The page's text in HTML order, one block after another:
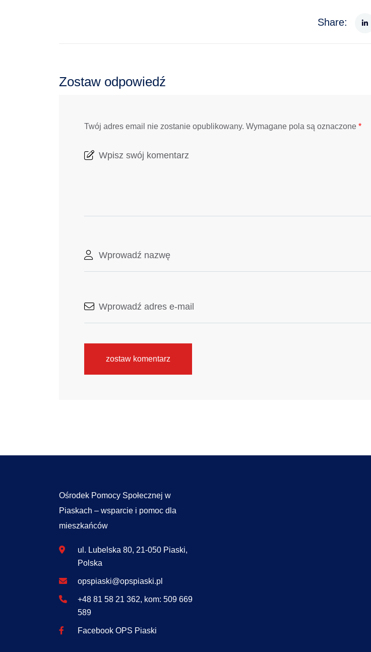
Share:
Zostaw odpowiedź
Twój adres email nie zostanie opublikowany. Wymagane pola są oznaczone *
zostaw komentarz
Ośrodek Pomocy Społecznej w
Piaskach – wsparcie i pomoc dla
mieszkańców
ul. Lubelska 80, 21-050 Piaski,
Polska
opspiaski@opspiaski.pl
+48 81 58 21 362, kom: 509 669
589
Facebook OPS Piaski